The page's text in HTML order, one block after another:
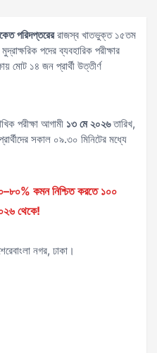
পরিদপ্তরেররাজস্ব খাতভুক্ত ১৫তম
পদের ব্যবহারিক পরীক্ষার
মোট ১৪ জন প্রার্থী উত্তীর্ণ
পরীক্ষা আগামী ১৩ মে ২০২৬তারিখ,
সকাল ০৯.৩০ মিনিটের মধ্যে
কমন নিশ্চিত করতে ১০০
থেকে!
নগর, ঢাকা।